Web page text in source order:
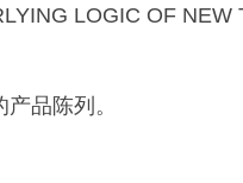
LOGIC OF NEW
品陈列。